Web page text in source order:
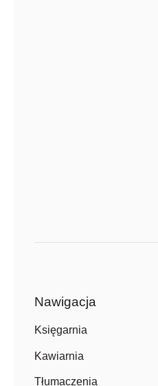
Nawigacja
Księgarnia
Kawiarnia
Tłumaczenia